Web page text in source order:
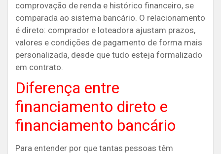
comprovação de renda e histórico financeiro, se
comparada ao sistema bancário. O relacionamento
é direto: comprador e loteadora ajustam prazos,
valores e condições de pagamento de forma mais
personalizada, desde que tudo esteja formalizado
em contrato.
Diferença entre
financiamento direto e
financiamento bancário
Para entender por que tantas pessoas têm